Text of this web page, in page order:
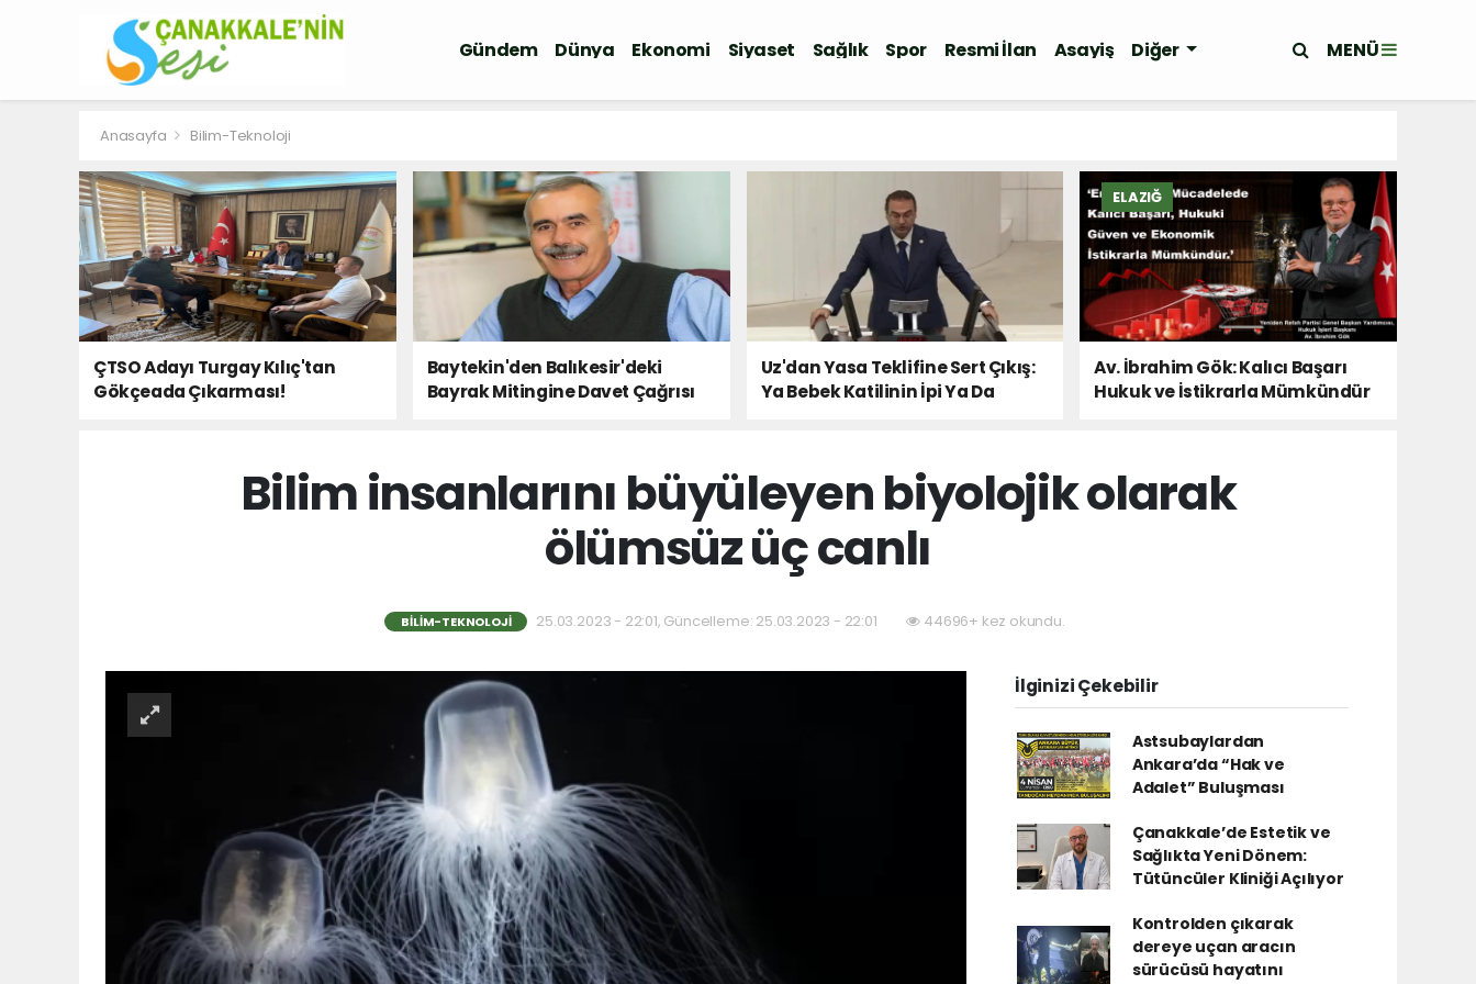
Gündem Dünya Ekonomi Siyaset Sağlık Spor Resmi İlan Asayiş Diğer MENÜ
Anasayfa Bilim-Teknoloji
ÇTSO Adayı Turgay Kılıç'tan
Gökçeada Çıkarması!
Baytekin'den Balıkesir'deki
Bayrak Mitingine Davet Çağrısı
Uz'dan Yasa Teklifine Sert Çıkış:
Ya Bebek Katilinin İpi Ya Da
ELAZIĞ
Av. İbrahim Gök: Kalıcı Başarı
Hukuk ve İstikrarla Mümkündür
Bilim insanlarını büyüleyen biyolojik olarak
ölümsüz üç canlı
BILIM-TEKNOLOJI 25.03.2023 - 22:01, Güncelleme: 25.03.2023 - 22:01 44696+ kez okundu.
İlginizi Çekebilir
Astsubaylardan
Ankara’da “Hak ve
Adalet” Buluşması
Çanakkale’de Estetik ve
Sağlıkta Yeni Dönem:
Tütüncüler Kliniği Açılıyor
Kontrolden çıkarak
dereye uçan aracın
sürücüsü hayatını